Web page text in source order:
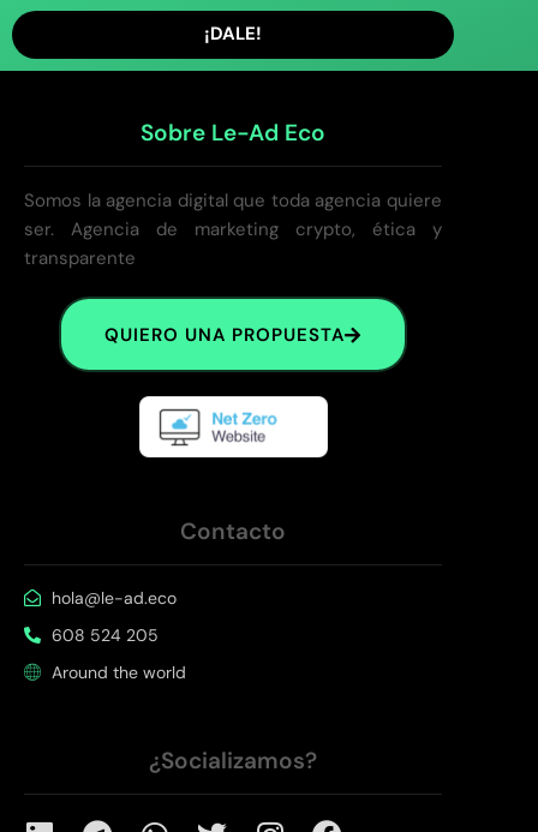
¡DALE!
Sobre Le-Ad Eco
Somos la agencia digital que toda agencia quiere
ser. Agencia de marketing crypto, ética y
transparente
QUIERO UNA PROPUESTA
Contacto
hola@le-ad.eco
608 524 205
Around the world
¿Socializamos?